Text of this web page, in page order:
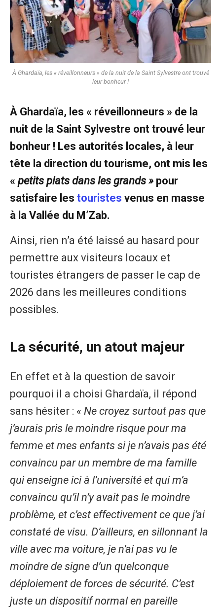
À Ghardaïa, les « réveillonneurs » de la nuit de la Saint Sylvestre ont trouvé
leur bonheur !
À Ghardaïa, les « réveillonneurs » de la
nuit de la Saint Sylvestre ont trouvé leur
bonheur ! Les autorités locales, à leur
tête la direction du tourisme, ont mis les
« petits plats dans les grands »pour
satisfaire les touristes venus en masse
à la Vallée du M’Zab.
Ainsi, rien n’a été laissé au hasard pour
permettre aux visiteurs locaux et
touristes étrangers de passer le cap de
2026 dans les meilleures conditions
possibles.
La sécurité, un atout majeur
En effet et à la question de savoir
pourquoi il a choisi Ghardaïa, il répond
sans hésiter : « Ne croyez surtout pas que
j’aurais pris le moindre risque pour ma
femme et mes enfants si je n’avais pas été
convaincu par un membre de ma famille
qui enseigne ici à l’université et qui m’a
convaincu qu’il n’y avait pas le moindre
problème, et c’est effectivement ce que j’ai
constaté de visu. D’ailleurs, en sillonnant la
ville avec ma voiture, je n’ai pas vu le
moindre de signe d’un quelconque
déploiement de forces de sécurité. C’est
juste un dispositif normal en pareille